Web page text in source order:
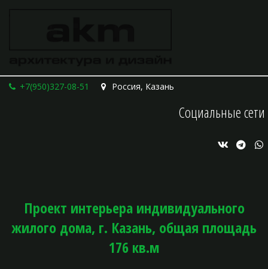
+7(950)327-08-51 Россия, Казань
Социальные сети
Проект интерьера индивидуального
жилого дома, г. Казань, общая площадь
176 кв.м